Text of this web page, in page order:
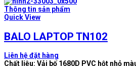
Thông tin sản phẩm
Quick View
BALO LAPTOP TN102
Liên hệ đặt hàng
Chất liệu: Vải bố 1680D PVC hột nhỏ